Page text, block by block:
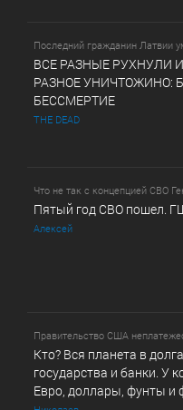
Последний гражданин Латвии
ВСЕ РАЗНЫЕ РУХНУЛИ
РАЗНОЕ УНИЧТОЖИНО:
БЕССМЕРТИЕ
THE DEAD
Что не так с концепцией СВО
Пятый год СВО пошел.
Алексей
Правительство США
Кто? Вся планета в
государства и банки. У
Евро, доллары, фунты и